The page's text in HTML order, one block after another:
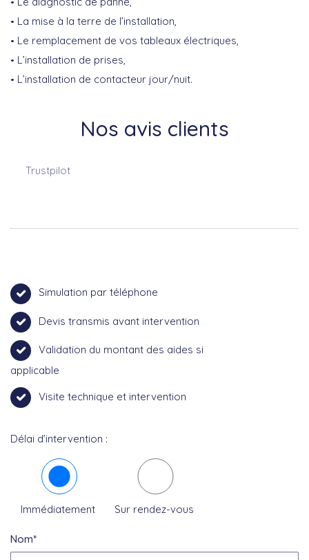
La mise à la terre de l’installation,
Le remplacement de vos tableaux électriques,
L’installation de prises,
L’installation de contacteur jour/nuit.
Nos avis clients
Trustpilot
Simulation par téléphone
Devis transmis avant intervention
Validation du montant des aides si
applicable
Visite technique et intervention
Délai d’intervention :
Immédiatement Sur rendez-vous
Nom*